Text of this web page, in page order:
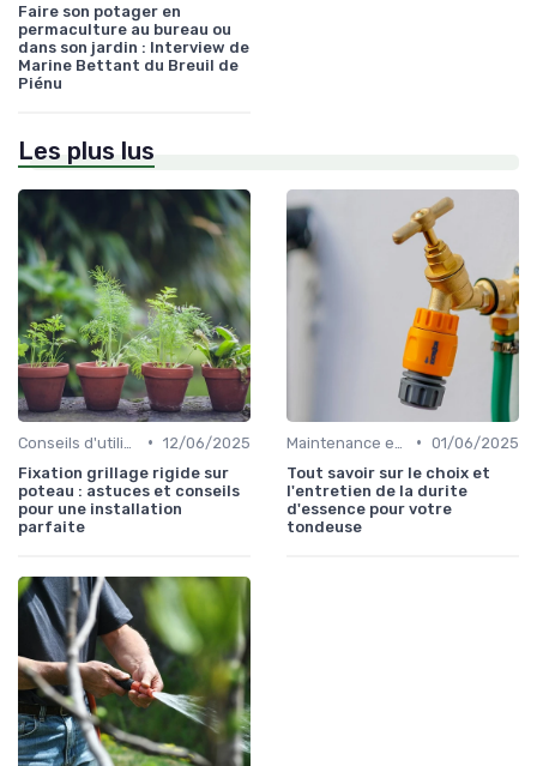
Faire son potager en
permaculture au bureau ou
dans son jardin : Interview de
Marine Bettant du Breuil de
Piénu
Les plus lus
• 12/06/2025
Fixation grillage rigide sur
poteau : astuces et conseils
pour une installation
parfaite
• 01/06/2025
Tout savoir sur le choix et
l'entretien de la durite
d'essence pour votre
tondeuse